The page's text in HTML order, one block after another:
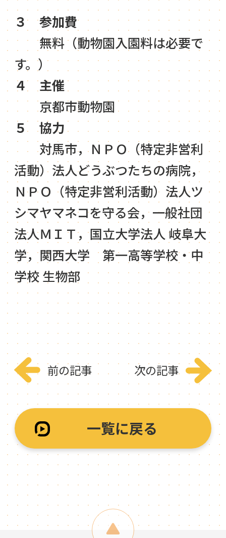
３参加費
無料（動物園入園料は必要で
す。）
４主催
京都市動物園
５協力
対馬市，ＮＰＯ（特定非営利
活動）法人どうぶつたちの病院，
ＮＰＯ（特定非営利活動）法人ツ
シマヤマネコを守る会，一般社団
法人ＭＩＴ，国立大学法人 岐阜大
学，関西大学 第一高等学校・中
学校 生物部
前の記事
一覧に戻る
次の記事